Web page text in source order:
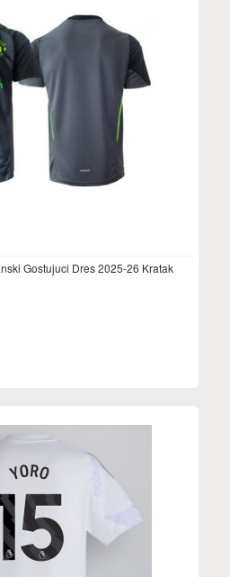
Gostujuci Dres 2025-26 Kratak